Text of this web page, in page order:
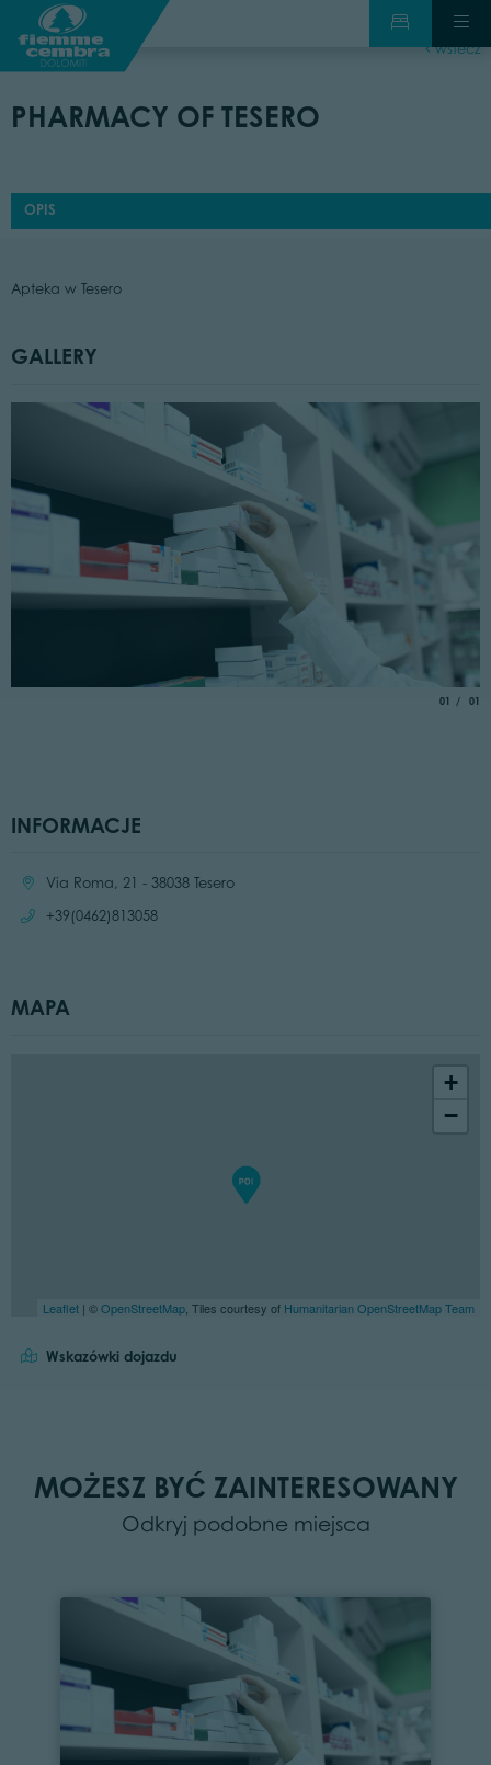
wstecz
PHARMACY OF TESERO
OPIS
Apteka w Tesero
GALLERY
01 of
01
INFORMACJE
Location:Via Roma, 21 - 38038 Tesero
Call:
+39(0462)813058
MAPA
+
−
Leaflet | ©OpenStreetMap , Tiles courtesy of Humanitarian OpenStreetMap Team
Wskazówki dojazdu
MOŻESZ BYĆ ZAINTERESOWANY
Odkryj podobne miejsca